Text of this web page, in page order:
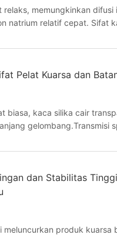
memungkinkan
natrium relatif cepat. Sifat
Pelat Kuarsa dan
biasa, kaca silika cair
gelombang.Transmisi
dan Stabilitas
meluncurkan produk